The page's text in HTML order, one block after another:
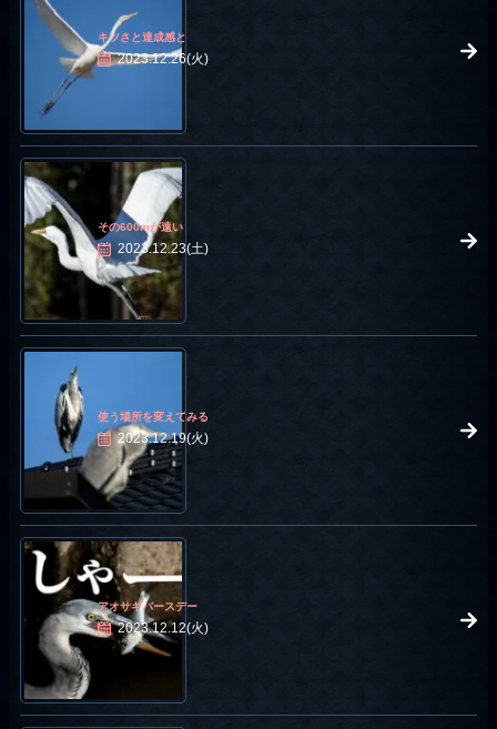
キツさと達成感と
2023.12.26(火)
その600mが遠い
2023.12.23(土)
使う場所を変えてみる
2023.12.19(火)
アオサギバースデー
2023.12.12(火)